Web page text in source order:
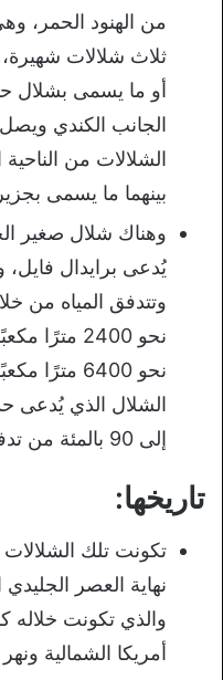
من الهنود الحمر،
ثلاث شلالات
أو ما يسمى بشلال
الشلالات من
بينهما ما يسمى
وهناك شلال صغير
يُدعى برايدال
وتتدفق المياه من
نحو 2400
نحو 6400
الشلال الذي يُدعى
إلى 90 بالمئة من تدفق مياه النهر.
تاريخها:
نهاية العصر
والذي تكونت خلاله
أمريكا الشمالية ونهر